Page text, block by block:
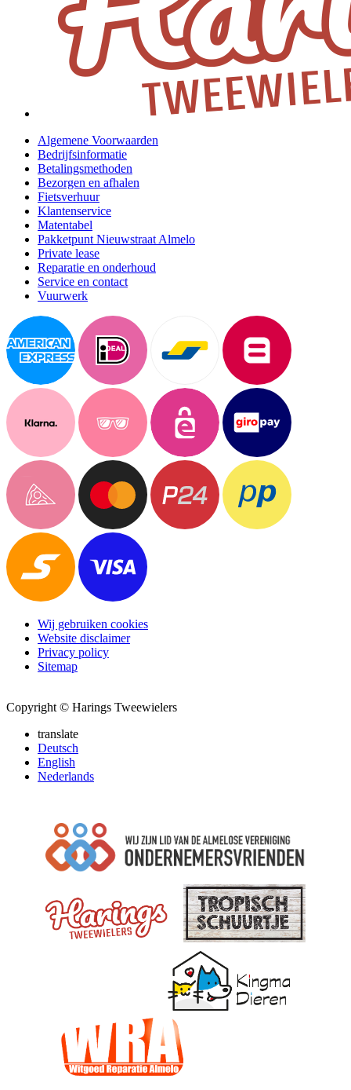
Algemene Voorwaarden
Bedrijfsinformatie
Betalingsmethoden
Bezorgen en afhalen
Fietsverhuur
Klantenservice
Matentabel
Pakketpunt Nieuwstraat Almelo
Private lease
Reparatie en onderhoud
Service en contact
Vuurwerk
Wij gebruiken cookies
Website disclaimer
Privacy policy
Sitemap
Copyright © Harings Tweewielers
translate
Deutsch
English
Nederlands